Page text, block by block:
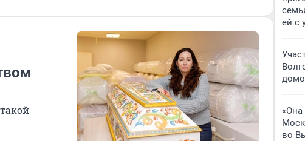
ей с
«Она
во